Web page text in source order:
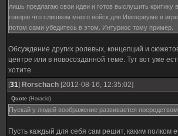
лишь предлагаю свои идеи и готов выслушить критику
говорю что слишком много войск для Империуме в
потом сами убедитесь в этом. Интуриос тому пример.
Обсуждение других ролевых, концепций и
центре или в новосозданной теме. Тут вот уже
хотите.
[31] Rorschach [2012-08-16, 12:35:02]
Quote (Horacio)
Пускай у людей воображение развивается
Пусть каждый для себя сам решит, каким полком